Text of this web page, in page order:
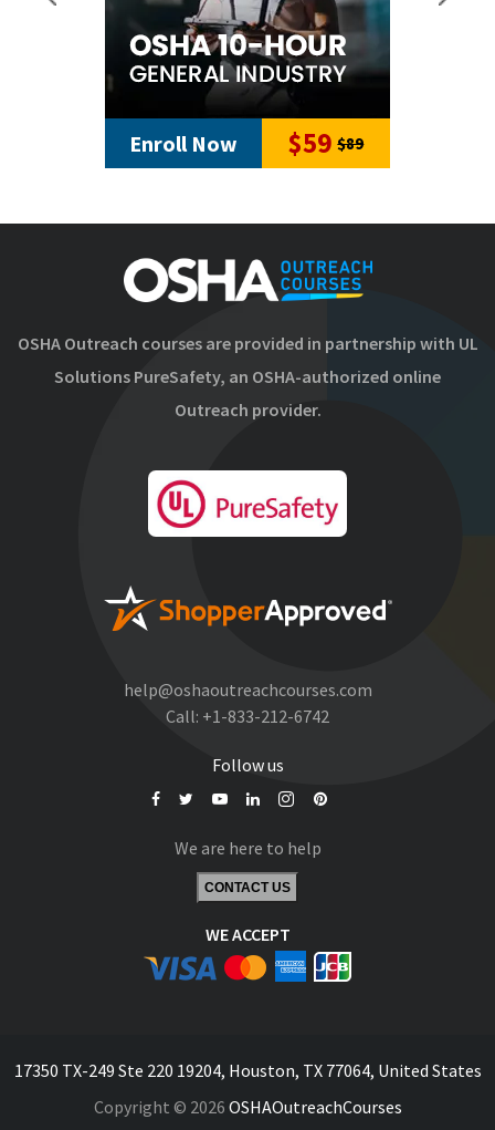
Enroll Now $59 $89
OSHA Outreach courses are provided in partnership with UL
Solutions PureSafety, an OSHA-authorized online
Outreach provider.
help@oshaoutreachcourses.com
Call: +1-833-212-6742
Follow us
We are here to help
CONTACT US
WE ACCEPT
17350 TX-249 Ste 220 19204, Houston, TX 77064, United States
Copyright © 2026 OSHAOutreachCourses